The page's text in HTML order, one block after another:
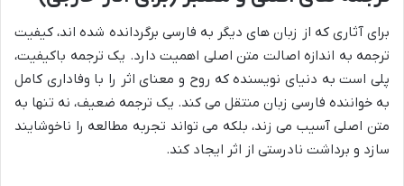
برای آثاری که از زبان های دیگر به فارسی برگردانده شده اند، کیفیت
ترجمه به اندازه اصالت متن اصلی اهمیت دارد. یک ترجمه باکیفیت،
پلی است به دنیای نویسنده که روح و معنای اثر را با وفاداری کامل
به خواننده فارسی زبان منتقل می کند. یک ترجمه ضعیف، نه تنها به
متن اصلی آسیب می زند، بلکه می تواند تجربه مطالعه را ناخوشایند
سازد و برداشت نادرستی از اثر ایجاد کند.